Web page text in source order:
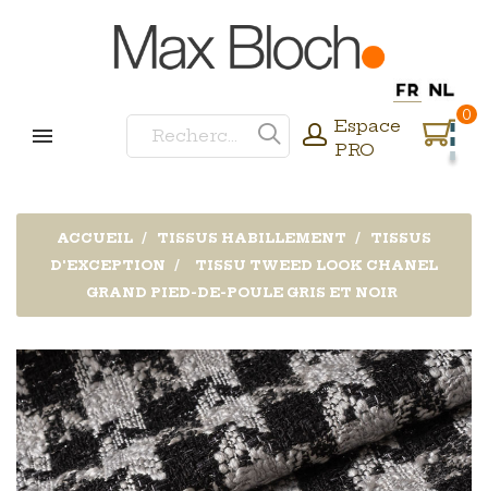
Espace
PRO
0
ACCUEIL TISSUS HABILLEMENT
TISSUS
D'EXCEPTION
TISSU TWEED LOOK CHANEL
GRAND PIED-DE-POULE GRIS ET NOIR